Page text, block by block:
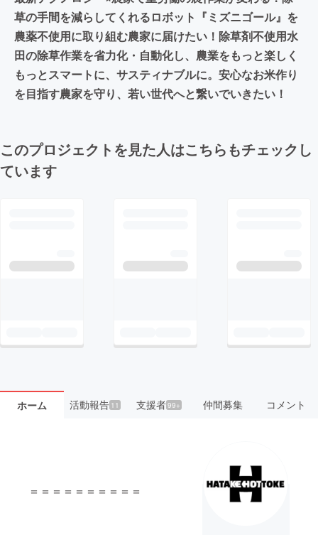
草の手間を減らしてくれるロボット『ミズニゴール』を
農薬不使用に取り組む農家に届けたい！除草剤不使用水
田の除草作業を省力化・自動化し、農業をもっと楽しく
もっとスマートに、サスティナブルに。安心なお米作り
を目指す農家を守り、若い世代へと繋いでいきたい！
このプロジェクトを見た人はこちらもチェックし
ています
ホーム 活動報告11 支援者99+ 仲間募集 コメント
＝＝＝＝＝＝＝＝＝＝